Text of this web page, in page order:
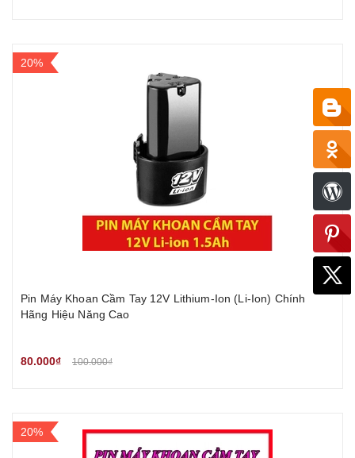
20%
Pin Máy Khoan Cầm Tay 12V Lithium-Ion (Li-Ion) Chính
Hãng Hiệu Năng Cao
80.000₫ 100.000₫
20%